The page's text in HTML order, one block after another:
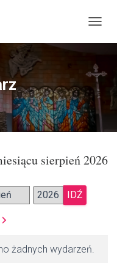
R
E
Ł
Ą
C
Z
N
I
sierpień 2026
żadnych wydarzeń.